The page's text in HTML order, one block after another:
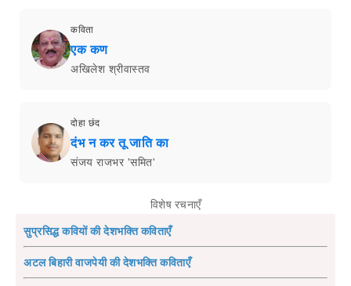
कविता
एक कण
अखिलेश श्रीवास्तव
दोहा छंद
दंभ न कर तू जाति का
संजय राजभर 'समित'
विशेष रचनाएँ
सुप्रसिद्ध कवियों की देशभक्ति कविताएँ
अटल बिहारी वाजपेयी की देशभक्ति कविताएँ